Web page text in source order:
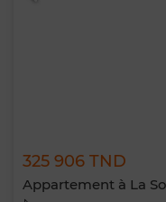
325 906 TND
Appartement à La